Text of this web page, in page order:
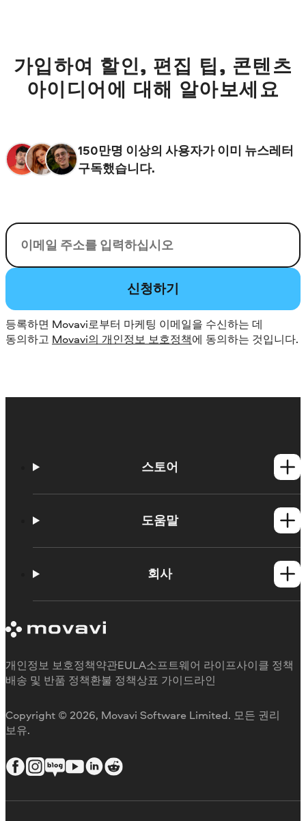
가입하여 할인, 편집 팁, 콘텐츠
아이디어에 대해 알아보세요
150만명 이상의 사용자가 이미 뉴스레터
구독했습니다.
이메일
신청하기
등록하면 Movavi로부터 마케팅 이메일을 수신하는 데
동의하고 Movavi의 개인정보 보호정책에 동의하는 것입니다.
스토어
Mac 제품
도움말
학습 포털
체험판 제한 사항
환불
회사
후기
Movavi를 선택하는 이유
업무용
Copyright © 2026, Movavi Software Limited. 모든 권리
보유.
개인정보 보호정책약관EULA소프트웨어 라이프사이클 정책
배송 및 반품 정책환불 정책상표 가이드라인